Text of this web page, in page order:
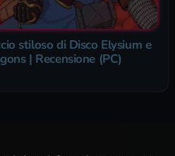
stiloso di Disco Elysium e
| Recensione (PC)